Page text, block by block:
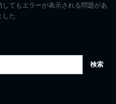
てもエラーが表示される問題があ
した